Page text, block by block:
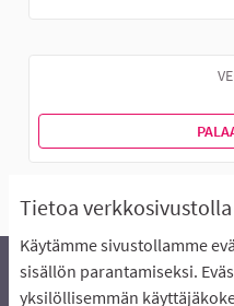
Tietoa
Käytämme sivustollamme
sisällön parantamiseksi.
yksilöllisemmän